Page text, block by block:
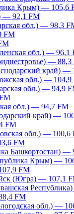
Крым) — 105,6
— 92,1 FM
обл.) — 98,3
FM
обл.) — 96,1
— 88,3
край) —
обл.) — 104,9
обл.) — 94,9
обл.) — 94,7 FM
край) —
FM
обл.) — 100,6
FM
Башкортостан) —
Крым) —
FM
(Югра) — 107,1
FM
обл.) —